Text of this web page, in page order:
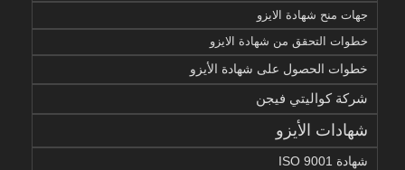
جهات منح شهادة الايزو
خطوات التحقق من شهادة الايزو
خطوات الحصول على شهادة الأيزو
شركة كواليتي فيجن
شهادات الأيزو
شهادة ISO 9001